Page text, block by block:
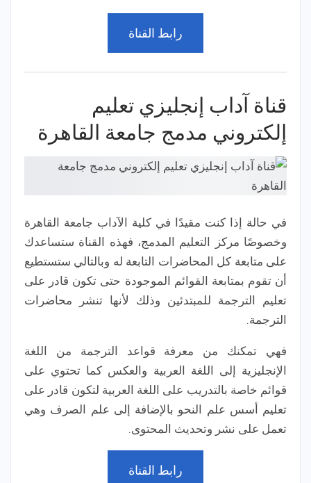
رابط القناة
قناة آداب إنجليزي تعليم
إلكتروني مدمج جامعة القاهرة
في حالة إذا كنت مقيدًا في كلية الآداب جامعة القاهرة
وخصوصًا مركز التعليم المدمج، فهذه القناة ستساعدك
على متابعة كل المحاضرات التابعة له وبالتالي ستستطيع
أن تقوم بمتابعة القوائم الموجودة حتى تكون قادر على
تعليم الترجمة للمبتدئين وذلك لأنها تنشر محاضرات
الترجمة.
فهي تمكنك من معرفة قواعد الترجمة من اللغة
الإنجليزية إلى اللغة العربية والعكس كما تحتوي على
قوائم خاصة بالتدريب على اللغة العربية لتكون قادر على
تعليم أسس علم النحو بالإضافة إلى علم الصرف وهي
تعمل على نشر وتحديث المحتوى.
رابط القناة